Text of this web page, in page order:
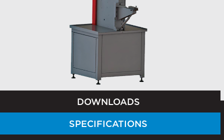
DOWNLOADS
SPECIFICATIONS